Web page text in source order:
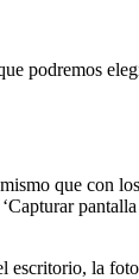
podremos
que con
escritorio, la